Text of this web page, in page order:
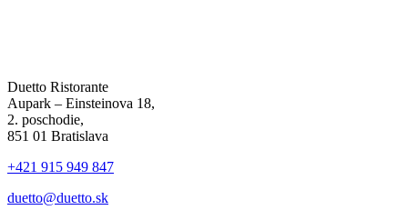
Duetto Ristorante
Aupark – Einsteinova 18,
2. poschodie,
851 01 Bratislava
+421 915 949 847
duetto@duetto.sk